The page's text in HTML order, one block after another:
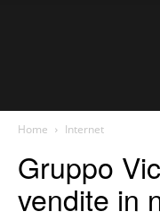
Home Internet
Gruppo
vendite in